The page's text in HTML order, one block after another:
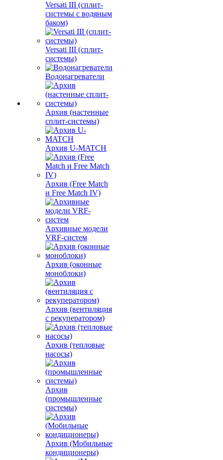
Versati III (сплит-
системы с водяным
баком)
Versati III (сплит-
системы)
Водонагреватели
Архив (настенные
сплит-системы)
Архив U-MATCH
Архив (Free Match
и Free Match IV)
Архивные модели
VRF-систем
Архив (оконные
моноблоки)
Архив (вентиляция
с рекуператором)
Архив (тепловые
насосы)
Архив
(промышленные
системы)
Архив (Мобильные
кондиционеры)